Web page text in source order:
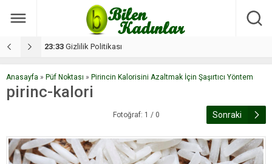
17:08 Dilan, düğününe 5 gün kala hayatını kaybetti
Anasayfa » Püf Noktası » Pirincin Kalorisini Azaltmak İçin Şaşırtıcı Yöntem
pirinc-kalori
Fotoğraf: 1 / 0 Sonraki